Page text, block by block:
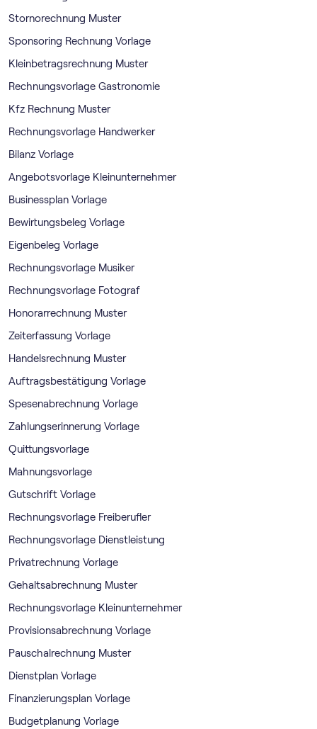
Stornorechnung Muster
Sponsoring Rechnung Vorlage
Kleinbetragsrechnung Muster
Rechnungsvorlage Gastronomie
Kfz Rechnung Muster
Rechnungsvorlage Handwerker
Bilanz Vorlage
Angebotsvorlage Kleinunternehmer
Businessplan Vorlage
Bewirtungsbeleg Vorlage
Eigenbeleg Vorlage
Rechnungsvorlage Musiker
Rechnungsvorlage Fotograf
Honorarrechnung Muster
Zeiterfassung Vorlage
Handelsrechnung Muster
Auftragsbestätigung Vorlage
Spesenabrechnung Vorlage
Zahlungserinnerung Vorlage
Quittungsvorlage
Mahnungsvorlage
Gutschrift Vorlage
Rechnungsvorlage Freiberufler
Rechnungsvorlage Dienstleistung
Privatrechnung Vorlage
Gehaltsabrechnung Muster
Rechnungsvorlage Kleinunternehmer
Provisionsabrechnung Vorlage
Pauschalrechnung Muster
Dienstplan Vorlage
Finanzierungsplan Vorlage
Budgetplanung Vorlage